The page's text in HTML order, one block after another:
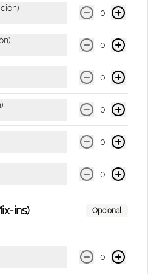
gasificada sabor a sandía &
de 300 Ml.
Bebida gasificada sabor a uva blanca &
de 300 Ml.
0
0
0
0
0
0
ins) Opcional
0